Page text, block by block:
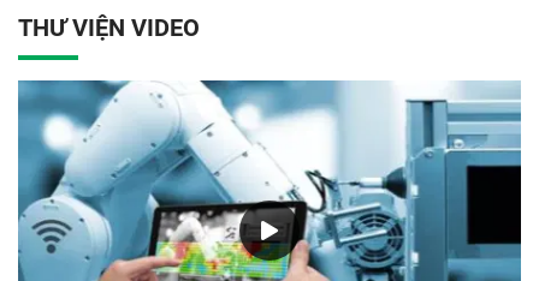
thành phố khu vực phía Bắc.
THƯ VIỆN VIDEO